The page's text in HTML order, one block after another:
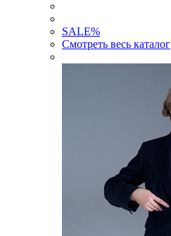
SALE%
Смотреть весь каталог